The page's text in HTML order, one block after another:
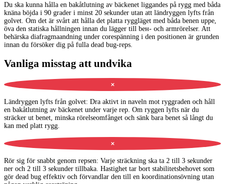
Du ska kunna hålla en bakåtlutning av bäckenet liggandes på rygg med båda
knäna böjda i 90 grader i minst 20 sekunder utan att ländryggen lyfts från
golvet. Om det är svårt att hålla det platta ryggläget med båda benen uppe,
öva den statiska hållningen innan du lägger till bен- och armrörelser. Att
behärska diafragmaandning under corespänning i den positionen är grunden
innan du försöker dig på fulla dead bug-reps.
Vanliga misstag att undvika
✕
Ländryggen lyfts från golvet: Dra aktivt in naveln mot ryggraden och håll
en bakåtlutning av bäckenet under varje rep. Om ryggen lyfts när du
sträcker ut benet, minska rörelseomfånget och sänk bara benet så långt du
kan med platt rygg.
✕
Rör sig för snabbt genom repsen: Varje sträckning ska ta 2 till 3 sekunder
ner och 2 till 3 sekunder tillbaka. Hastighet tar bort stabilitetsbehovet som
gör dead bug effektiv och förvandlar den till en koordinationsövning utan